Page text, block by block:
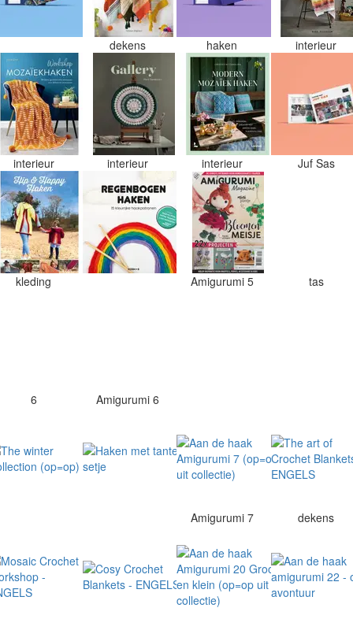
dekens haken interieur
interieur interieur interieur Juf Sas
kleding Amigurumi 5 tas
6 Amigurumi 6
Amigurumi 7 dekens